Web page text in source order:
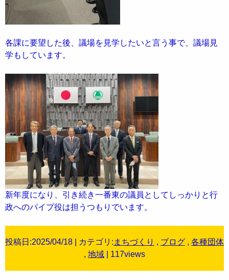
各課に要望した後、議場を見学したいと言う事で、議場見
学もしています。
新年度になり、引き続き一番東の議員としてしっかりと行
政へのパイプ役は担うつもりでいます。
投稿日:2025/04/18 | カテゴリ: まちづくり , ブログ , 各種団体
, 地域 | 117views